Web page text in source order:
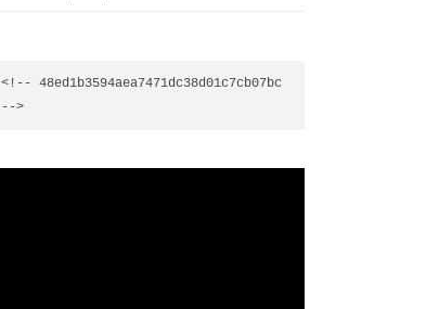
<!-- 48ed1b3594aea7471dc38d01c7cb07bc
-->